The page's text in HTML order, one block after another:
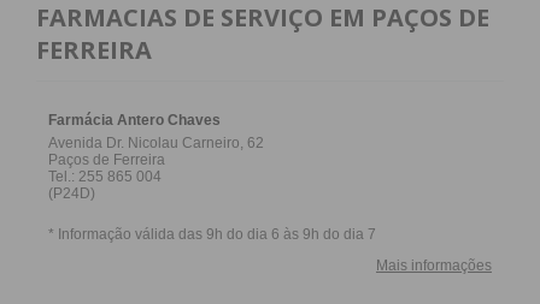
FARMACIAS DE SERVIÇO EM PAÇOS DE
FERREIRA